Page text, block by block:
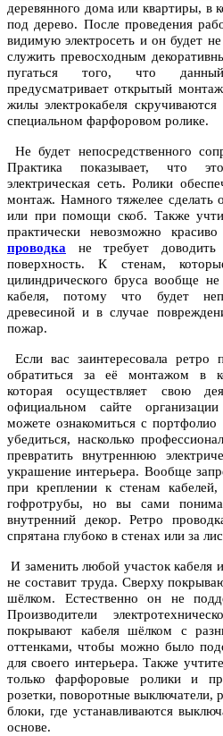
деревянного дома или квартиры, в
под дерево. После проведения
видимую электросеть и он будет
служить превосходным
пугаться того, что
предусматривает открытый
жилы электрокабеля
специальном фарфоровом ролике.
Не будет непосредственного
Практика показывает, что
электрическая сеть. Ролики
монтаж. Намного тяжелее сделать
или при помощи скоб. Также
практически невозможно
проводка не требует доводить
поверхность. К стенам,
цилиндрического бруса вообще
кабеля, потому что будет
древесиной и в случае
пожар.
Если вас заинтересовала ретро
обратиться за её монтажом в
которая осуществляет свою
официальном сайте
можете ознакомиться с
убедиться, насколько
превратить внутреннюю
украшение интерьера. Вообще
при креплении к стенам
гофротрубы, но вы сами
внутренний декор. Ретро
спрятана глубоко в стенах или за
И заменить любой участок кабеля
не составит труда. Сверху
шёлком. Естественно он не
Производители
покрывают кабеля шёлком с
оттенками, чтобы можно было
для своего интерьера. Также
только фарфоровые ролики и
розетки, поворотные выключатели,
блоки, где устанавливаются
основе.